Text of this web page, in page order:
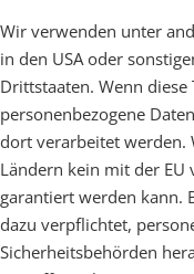
Wir verwenden unter
in den USA oder
Drittstaaten. Wenn
personenbezogene
dort verarbeitet werden.
Ländern kein mit der EU
garantiert werden kann.
dazu verpflichtet,
Sicherheitsbehörden